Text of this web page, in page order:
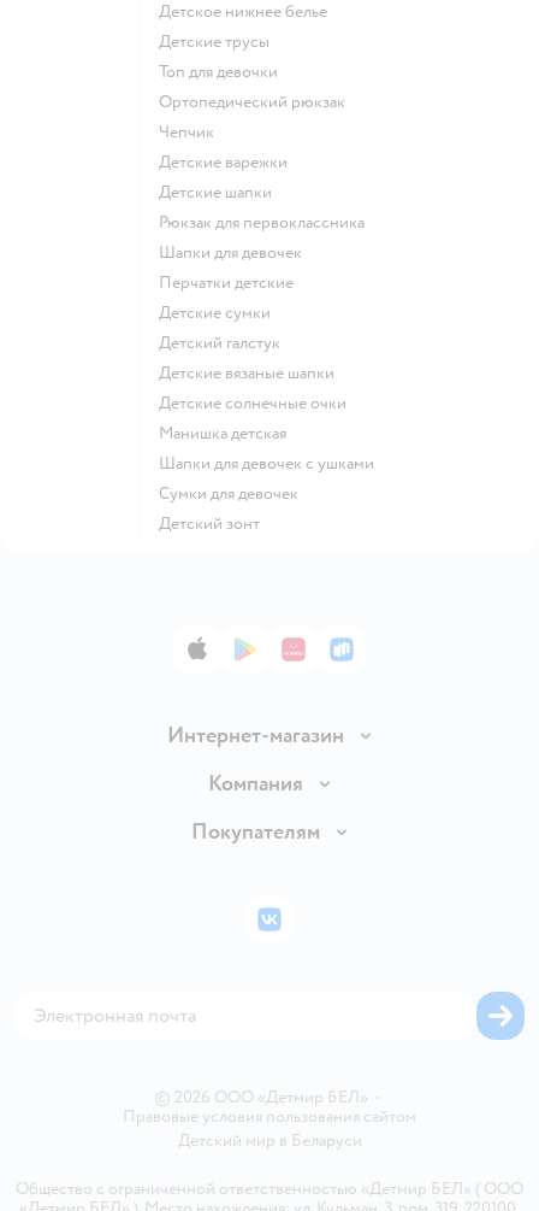
Детское нижнее белье
Детские трусы
Топ для девочки
Ортопедический рюкзак
Чепчик
Детские варежки
Детские шапки
Рюкзак для первоклассника
Шапки для девочек
Перчатки детские
Детские сумки
Детский галстук
Детские вязаные шапки
Детские солнечные очки
Манишка детская
Шапки для девочек с ушками
Сумки для девочек
Детский зонт
App StoreGoogle Play
AppGallery
RuStore
Интернет-магазин
Доставка и оплата
Правила продажи
Политика использования файлов cookie
Компания
Вакансии
Покупателям
Бонусные карты
© 2026 ООО «Детмир БЕЛ» •
Правовые условия пользования сайтом
Детский мир в Беларуси
Общество с ограниченной ответственностью «Детмир БЕЛ» ( ООО
ВКонтакте